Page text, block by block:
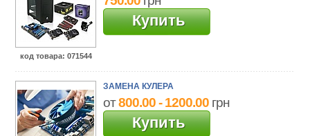
код товара: 071544
Купить
ЗАМЕНА КУЛЕРА
от800.00 - 1200.00 грн
Купить